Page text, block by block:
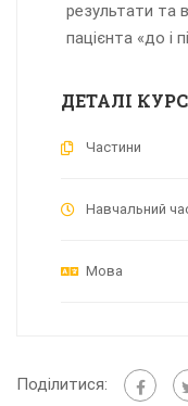
результати та
пацієнта «до і
ДЕТАЛІ
Частини
Навчальний
Мова
Поділитися: